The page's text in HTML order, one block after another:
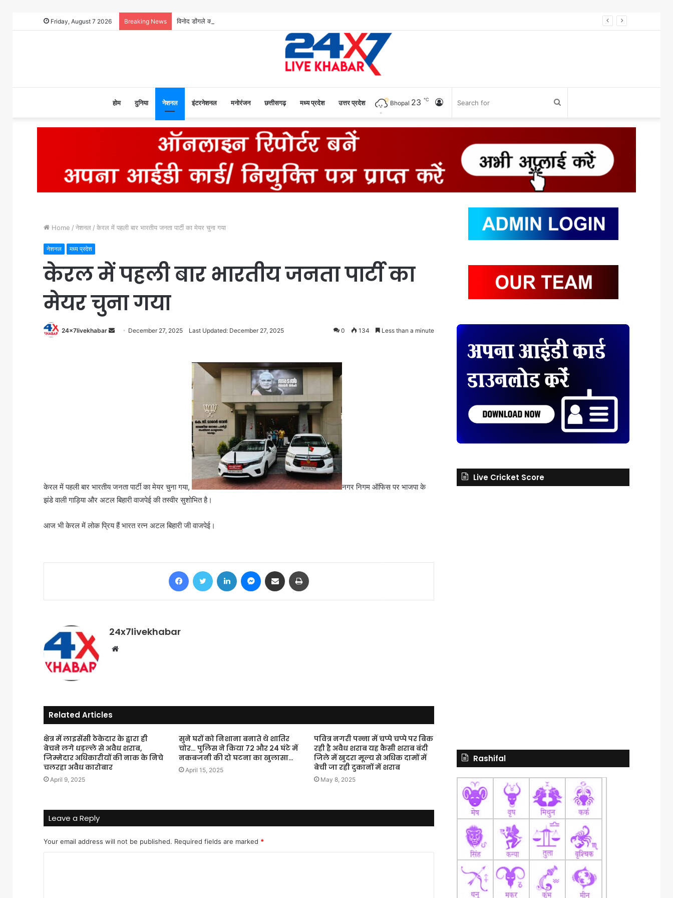
Friday, August 7 2026 Breaking News
होम दुनिया नेशनल इंटरनेशनल मनोरंजन छत्तीसगढ़ मध्य प्रदेश उत्तर प्रदेश Search
Log
Bhopal 23 ℃
Home / नेशनल / केरल में पहली बार भारतीय जनता पार्टी का मेयर चुना गया
नेशनल मध्य प्रदेश
केरल में पहली बार भारतीय जनता पार्टी का
मेयर चुना गया
24x7livekhabar
Send December 27, 2025 Last Updated: December 27, 2025 0 134 Less than a minute
केरल में पहली बार भारतीय जनता पार्टी का मेयर चुना गया,
नगर निगम ऑफिस पर भाजपा के
झंडे वाली गाड़िया और अटल बिहारी वाजपेई की तस्वीर सुशोभित है।
आज भी केरल में लोक प्रिय हैं भारत रत्न अटल बिहारी जी वाजपेई।
FacebookTwitter LinkedIn Messenger
Share via Email
24x7livekhabar
Website
Related Articles
क्षेत्र में लाइसेंसी ठेकेदार के द्वारा ही
बेचने लगे धड़ल्ले से अवैध शराब,
जिम्मेदार अधिकारीयों की नाक के निचे
चलरहा अवैध कारोबार
April 9, 2025
सुने घरों को निशाना बनाते थे शातिर
चोर… पुलिस ने किया 72 और 24 घंटे में
नकबजनी की दो घटना का खुलासा…
April 15, 2025
पवित्र नगरी पन्ना में चप्पे चप्पे पर बिक
रही है अवैध शराब यह कैसी शराब बंदी
जिले में खुदरा मूल्य से अधिक दामों में
बेची जा रही दुकानों में शराब
May 8, 2025
Leave a Reply
Your email address will not be published. Required fields are marked *
Live Cricket Score
Rashifal